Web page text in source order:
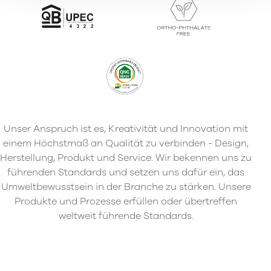
Unser Anspruch ist es, Kreativität und Innovation mit
einem Höchstmaß an Qualität zu verbinden - Design,
Herstellung, Produkt und Service. Wir bekennen uns zu
führenden Standards und setzen uns dafür ein, das
Umweltbewusstsein in der Branche zu stärken. Unsere
Produkte und Prozesse erfüllen oder übertreffen
weltweit führende Standards.